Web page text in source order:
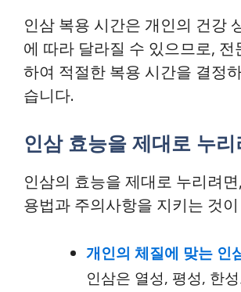
인삼 복용 시간은 개인의 건강
에 따라 달라질 수 있으므로, 전
하여 적절한 복용 시간을 결정
습니다.
인삼 효능을 제대로 누리
인삼의 효능을 제대로 누리려
용법과 주의사항을 지키는 것
개인의 체질에 맞는 인
인삼은 열성, 평성, 한